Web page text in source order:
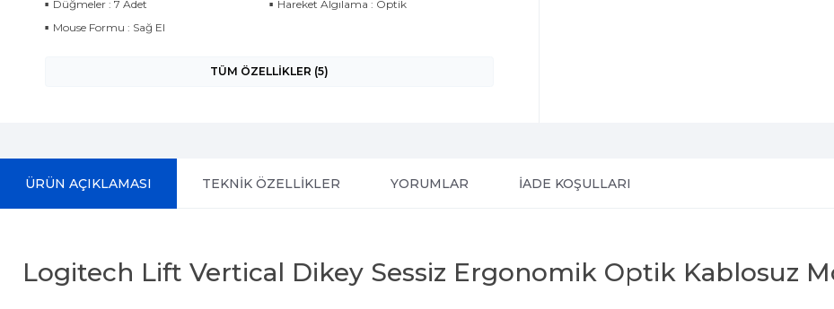
Düğmeler : 7 Adet
Hareket Algılama : Optik
Mouse Formu : Sağ El
TÜM ÖZELLİKLER (5)
ÜRÜN AÇIKLAMASI TEKNİK ÖZELLİKLER YORUMLAR İADE KOŞULLARI
Logitech Lift Vertical Dikey Sessiz Ergonomik Optik Kablosuz